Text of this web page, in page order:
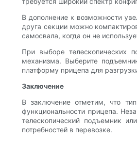
В дополнение к возможности
друга секции можно
самосвала, когда он не
При выборе телескопических
механизма. Выберите
платформу прицепа для
Заключение
В заключение отметим, что
функциональности прицепа.
телескопический подъемник
потребностей в перевозке.